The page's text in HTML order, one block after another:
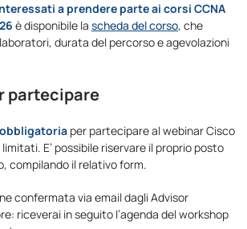
a prendere parte ai corsi CCNA
è disponibile la scheda del corso, che
durata del percorso e agevolazioni
partecipare
per partecipare al webinar Cisco
E’ possibile riservare il proprio posto
compilando il relativo form.
confermata via email dagli Advisor
riceverai in seguito l’agenda del workshop